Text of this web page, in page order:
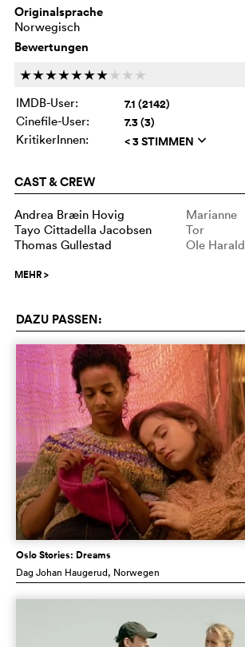
Originalsprache
Norwegisch
Bewertungen
ccccccc c c c
IMDB-User:
7.1 (2142)
Cinefile-User: 7.3 (3)
KritikerInnen: < 3 STIMMEN q
CAST & CREW
Andrea Bræin Hovig
Marianne
Tayo Cittadella Jacobsen
Tor
Thomas Gullestad
OIe Harald
MEHR>
DAZU PASSEN:
Oslo Stories: Dreams
Dag Johan Haugerud, Norwegen